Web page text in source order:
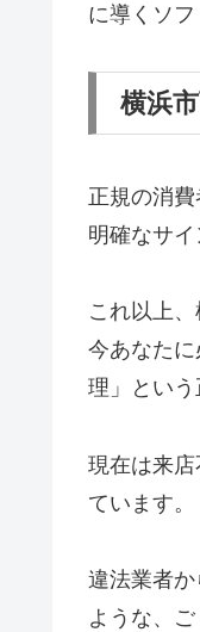
に導くソフ
横浜
正規の消
明確なサイ
これ以上
今あなた
理」という
現在は来
ています。
違法業者か
ような、